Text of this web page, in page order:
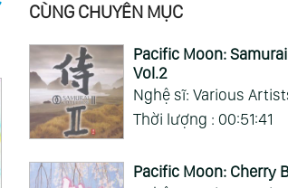
CÙNG CHUYÊN MỤC
Pacific Moon:
Vol.2
Nghệ sĩ: Various
Thời lượng : 00:51:41
Pacific Moon: Cherry